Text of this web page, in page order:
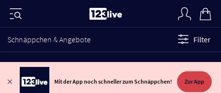
Schnäppchen & Angebote Filter
Mit der App noch schneller zum Schnäppchen! Zur App